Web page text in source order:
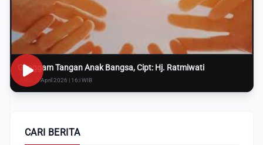
Genggam Tangan Anak Bangsa, Cipt: Hj. Ratmiwati
Rabu, 8 April 2026 | 16:i WIB
CARI BERITA